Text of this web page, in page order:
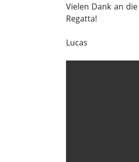
Vielen Dank an
Regatta!
Lucas